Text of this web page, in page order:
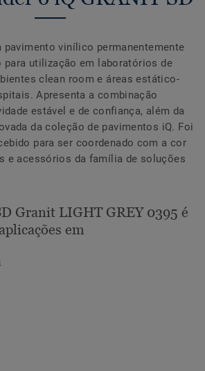
pavimento vinílico permanentemente
utilização em laboratórios de
clean room e áreas estático-
Apresenta a combinação
estável e de confiança, além da
da coleção de pavimentos iQ. Foi
para ser coordenado com a cor
e acessórios da família de soluções
Granit LIGHT GREY 0395 é
em